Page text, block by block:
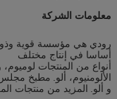
معلومات الشركة
رودي هي مؤسسة قوية
أساسا في إنتاج مختلف
أنواع من المنتجات لوميوم،
الألومنيوم، ألو. مطبخ مجلس
و ألو. المزيد من منتجات